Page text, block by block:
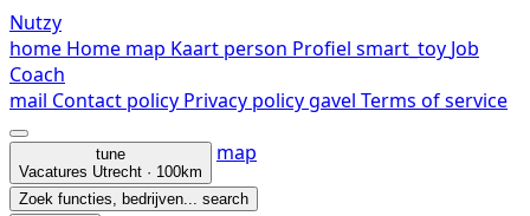
Nutzy
home Home map Kaart person Profiel smart_toy Job
Coach
mail Contact policy Privacy policygavel Terms of service
tune
Vacatures Utrecht · 100km
map
Zoek functies, bedrijven... search